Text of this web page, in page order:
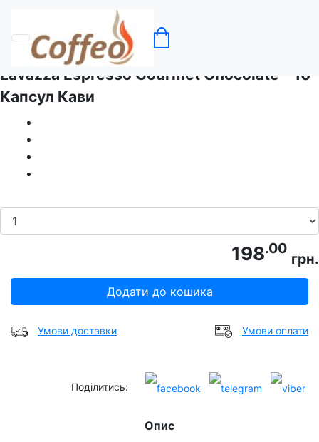
Кава в капсулах Lavazza
Lavazza Espresso Gourmet Chocolate - 10
Капсул Кави
198.00
грн.
Додати до кошика
Умови доставки Умови оплати
Поділитись:
Опис